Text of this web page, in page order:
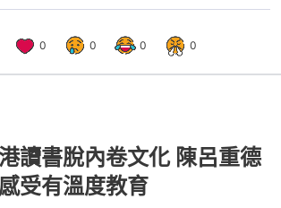
0 0 0 0
讀書脫內卷文化 陳呂重德
受有溫度教育